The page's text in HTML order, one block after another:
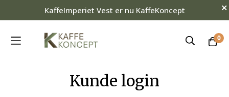
KaffeImperiet Vest er nu KaffeKoncept
0
Kunde login